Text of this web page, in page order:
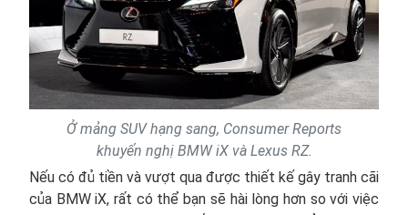
Ở mảng SUV hạng sang, Consumer Reports
khuyến nghị BMW iX và Lexus RZ.
Nếu có đủ tiền và vượt qua được thiết kế gây tranh cãi
của BMW iX, rất có thể bạn sẽ hài lòng hơn so với việc